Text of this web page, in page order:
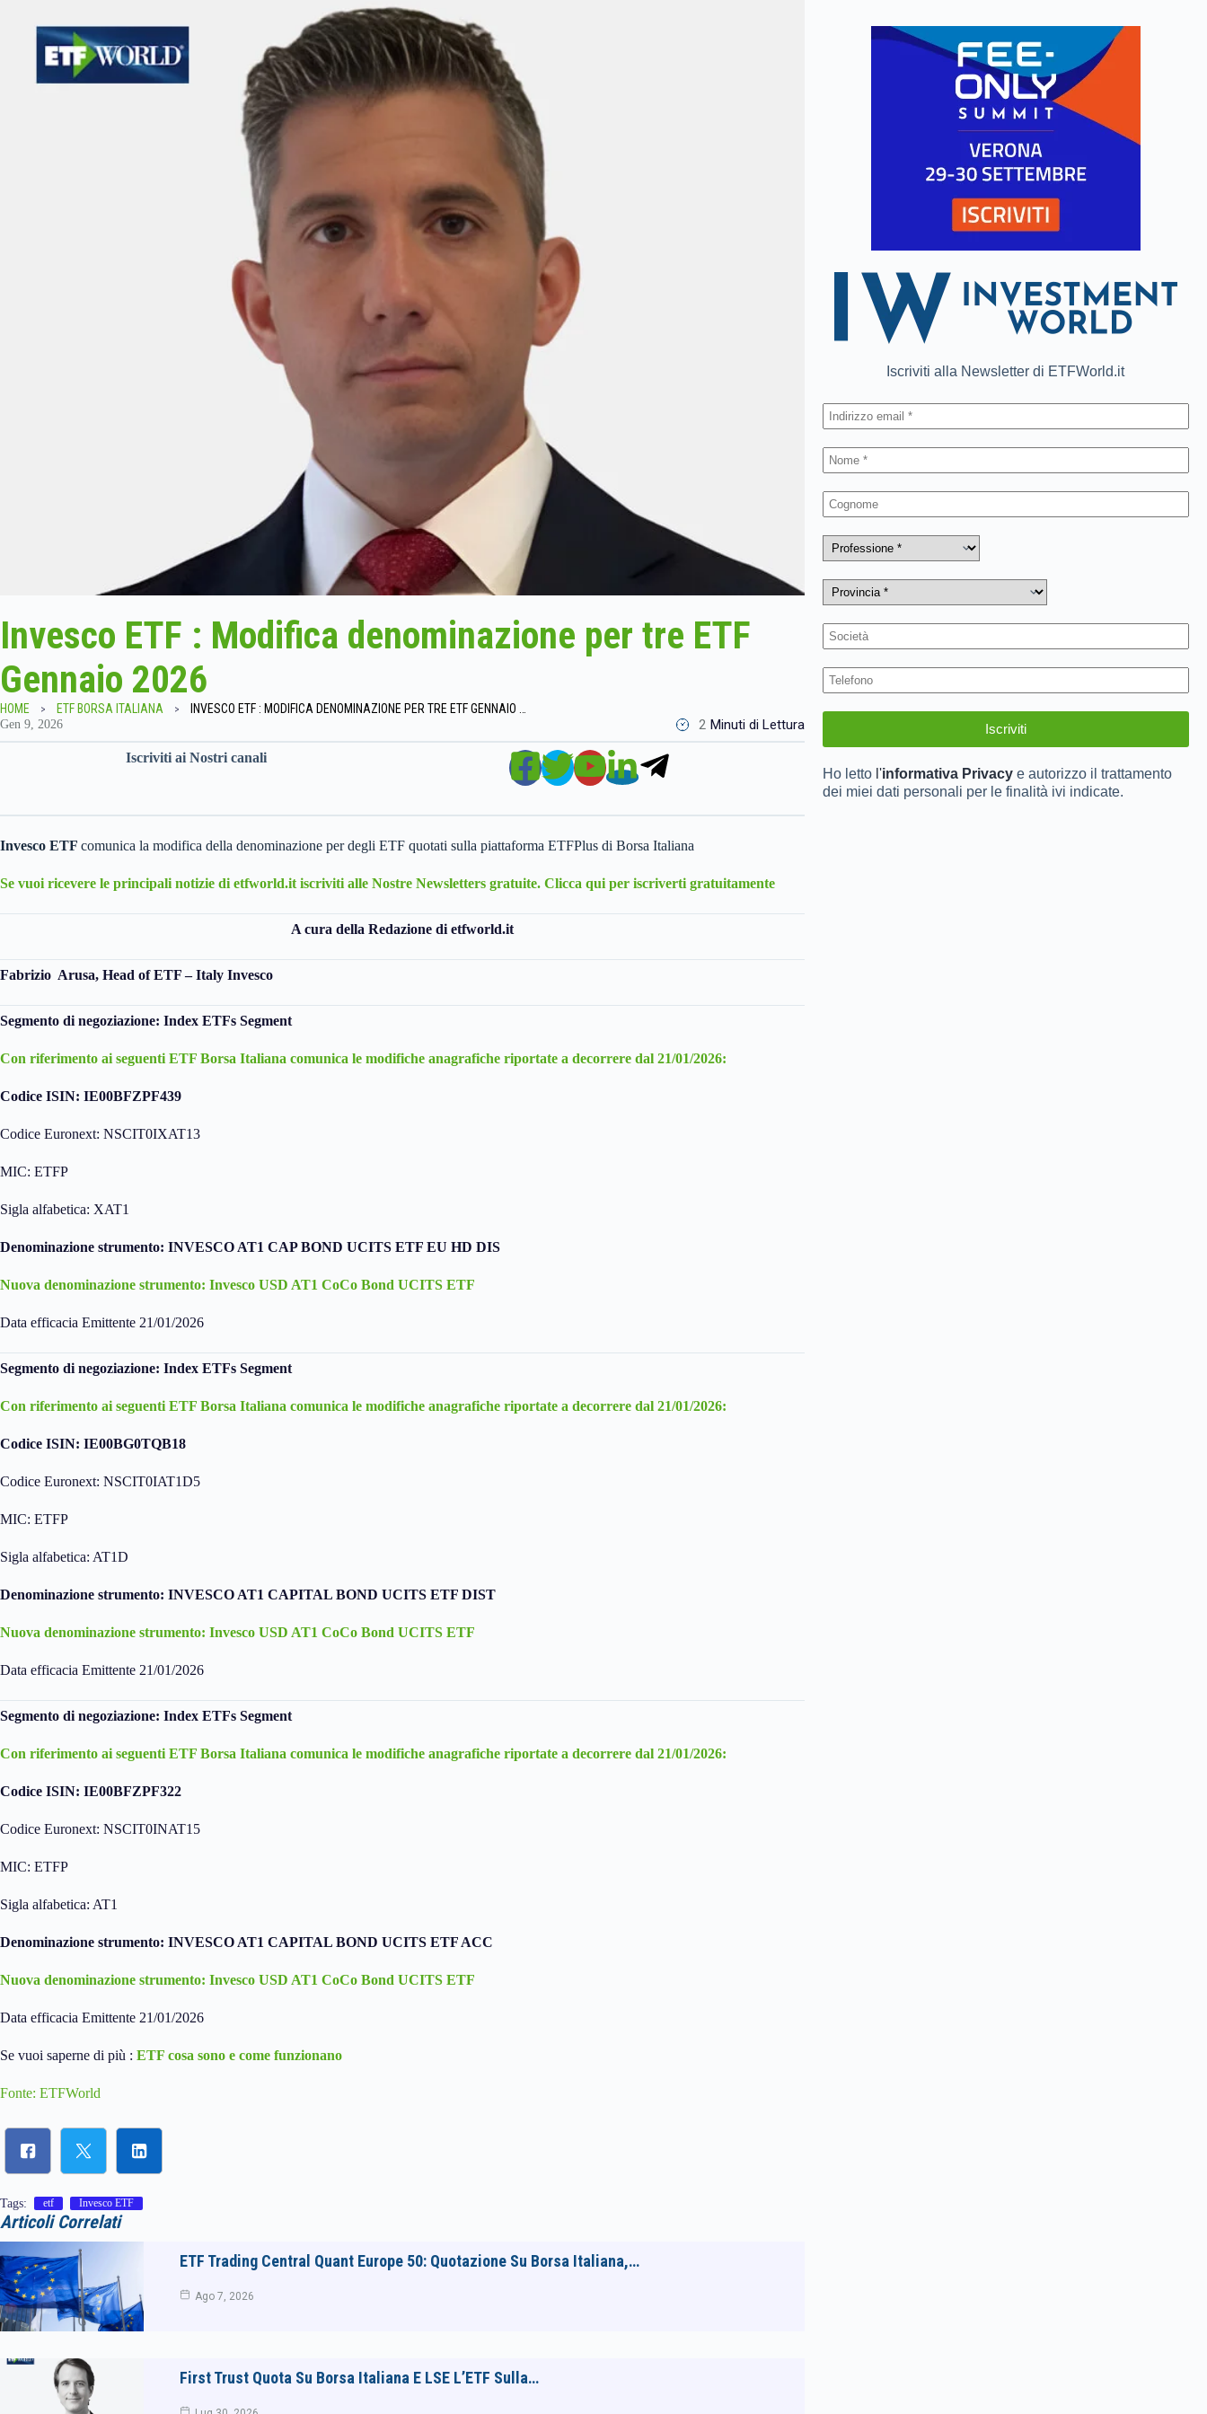
Invesco ETF : Modifica denominazione per tre ETF
Gennaio 2026
HOME ETF BORSA ITALIANA
Gen 9, 2026 2 Minuti di Lettura
Iscriviti ai Nostri canali
Invesco ETF comunica la modifica della denominazione per degli ETF quotati sulla piattaforma ETFPlus di Borsa Italiana
Se vuoi ricevere le principali notizie di etfworld.it iscriviti alle Nostre Newsletters gratuite. Clicca qui per iscriverti gratuitamente
A cura della Redazione di etfworld.it
Fabrizio Arusa, Head of ETF – Italy Invesco
Segmento di negoziazione: Index ETFs Segment
Con riferimento ai seguenti ETF Borsa Italiana comunica le modifiche anagrafiche riportate a decorrere dal 21/01/2026:
Codice ISIN: IE00BFZPF439
Codice Euronext: NSCIT0IXAT13
MIC: ETFP
Sigla alfabetica: XAT1
Denominazione strumento: INVESCO AT1 CAP BOND UCITS ETF EU HD DIS
Nuova denominazione strumento: Invesco USD AT1 CoCo Bond UCITS ETF
Data efficacia Emittente 21/01/2026
Segmento di negoziazione: Index ETFs Segment
Con riferimento ai seguenti ETF Borsa Italiana comunica le modifiche anagrafiche riportate a decorrere dal 21/01/2026:
Codice ISIN: IE00BG0TQB18
Codice Euronext: NSCIT0IAT1D5
MIC: ETFP
Sigla alfabetica: AT1D
Denominazione strumento: INVESCO AT1 CAPITAL BOND UCITS ETF DIST
Nuova denominazione strumento: Invesco USD AT1 CoCo Bond UCITS ETF
Data efficacia Emittente 21/01/2026
Segmento di negoziazione: Index ETFs Segment
Con riferimento ai seguenti ETF Borsa Italiana comunica le modifiche anagrafiche riportate a decorrere dal 21/01/2026:
Codice ISIN: IE00BFZPF322
Codice Euronext: NSCIT0INAT15
MIC: ETFP
Sigla alfabetica: AT1
Denominazione strumento: INVESCO AT1 CAPITAL BOND UCITS ETF ACC
Nuova denominazione strumento: Invesco USD AT1 CoCo Bond UCITS ETF
Data efficacia Emittente 21/01/2026
Se vuoi saperne di più : ETF cosa sono e come funzionano
Fonte: ETFWorld
Tags: etf Invesco ETF
Articoli Correlati
ETF Trading Central Quant Europe 50: Quotazione Su Borsa Italiana,…
Ago 7, 2026
First Trust Quota Su Borsa Italiana E LSE L’ETF Sulla…
Iscriviti alla Newsletter di ETFWorld.it
Ho letto l'informativa Privacye autorizzo il trattamento
dei miei dati personali per le finalità ivi indicate.